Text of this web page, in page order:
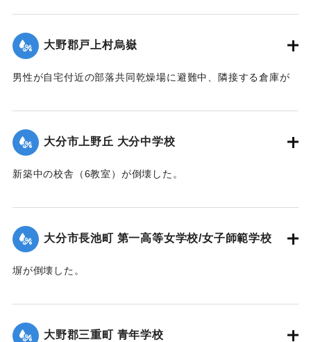
｜固有コード:00474071
大野郡戸上村烏嶽
男性が自宅付近の部落共同乾燥場に避難中、隣接する倉庫が
｜固有コード:
大分市上野丘 大分中学校
新築中の校舎（6教室）が倒壊した。
｜固有コード: 00474064
大分市長池町 第一高等女学校/女子師範学校
塀が倒壊した。
｜固有コード:00474065
大野郡三重町 青年学校